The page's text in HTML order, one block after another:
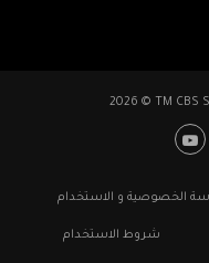
2026 © TM CBS
الخصوصية و الاستخدام
شروط الاستخدام